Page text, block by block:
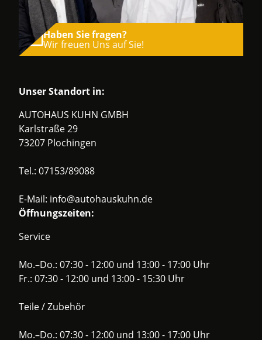
Haben Sie fragen?
Wir freuen Uns auf Sie!
Unser Standort in:
AUTOHAUS KUHN GMBH
Karlstraße 29
73207 Plochingen
Tel.: 07153/89088
E-Mail: info@autohauskuhn.de
Öffnungszeiten:
Service
Mo.–Do.: 07:30 - 12:00 und 13:00 - 17:00 Uhr
Fr.: 07:30 - 12:00 und 13:00 - 15:30 Uhr
Teile / Zubehör
Mo.–Do.: 07:30 - 12:00 und 13:00 - 17:00 Uhr